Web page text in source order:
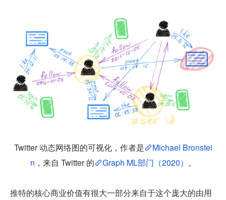
Twitter 动态网络图的可视化，作者是
Michael Bronstei
n ，来自 Twitter 的 Graph ML部门（2020） 。
推特的核心商业价值有很大一部分来自于这个庞大的由用